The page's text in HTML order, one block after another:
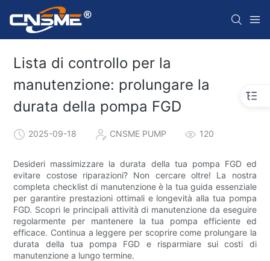
Lista di controllo per la
manutenzione: prolungare la
durata della pompa FGD
2025-09-18 CNSME PUMP 120
Desideri massimizzare la durata della tua pompa FGD ed
evitare costose riparazioni? Non cercare oltre! La nostra
completa checklist di manutenzione è la tua guida essenziale
per garantire prestazioni ottimali e longevità alla tua pompa
FGD. Scopri le principali attività di manutenzione da eseguire
regolarmente per mantenere la tua pompa efficiente ed
efficace. Continua a leggere per scoprire come prolungare la
durata della tua pompa FGD e risparmiare sui costi di
manutenzione a lungo termine.